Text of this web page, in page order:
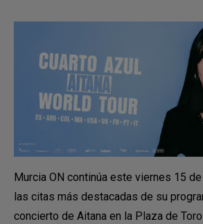
Murcia ON continúa este viernes 15
las citas más destacadas de su
concierto de Aitana en la Plaza de